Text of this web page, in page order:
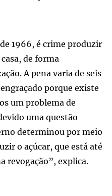
1966, é crime produzir
de forma
A pena varia de seis
porque existe
um problema de
uma questão
determinou por meio
o açúcar, que está até
revogação”, explica.